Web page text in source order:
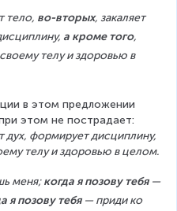
тело, во-вторых, закаляет
а кроме того,
телу и здоровью в
в этом предложении
этом не пострадает:
дух, формирует дисциплину,
телу и здоровью в целом.
меня; когда я позову тебя —
я позову тебя — приди ко